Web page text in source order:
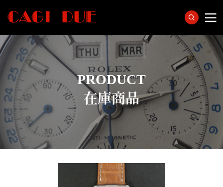
PRODUCT
在庫商品